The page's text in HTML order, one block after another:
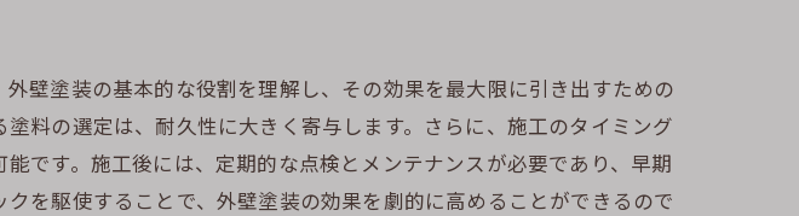
テクニック
びと施工計画
のメリット
ト削減の方法
塗装のテクニック
壁塗装の基本的な役割を理解し、その効果を最大限に引き出すための
料の選定は、耐久性に大きく寄与します。さらに、施工のタイミング
です。施工後には、定期的な点検とメンテナンスが必要であり、早期
を駆使することで、外壁塗装の効果を劇的に高めることができるので